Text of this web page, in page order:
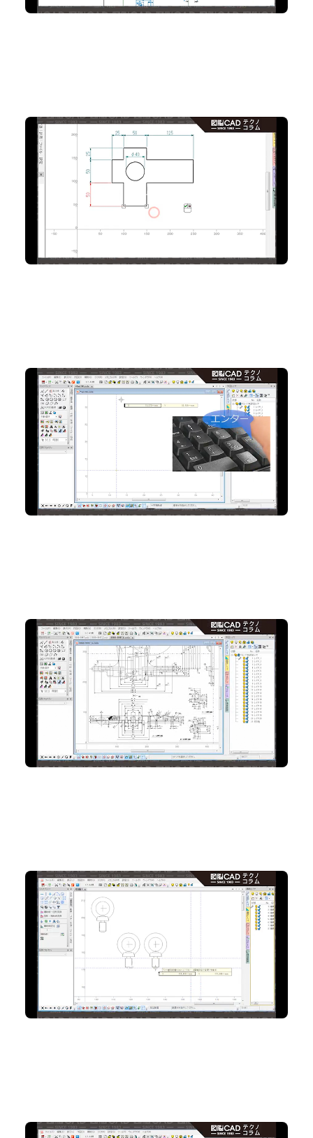
No.99 寸法パラメトリックが効かない?! それ、偽尺じ
ゃありませんか?
No.98 効率アップ！（2） テンキーのみでラクラク座標
入力
2D CAD
No.97 効率アップ！ 複数の図面ウインドウを同時に
操作
2D CAD
No.96 右クリックメニューで『配置基準点』をラクラク
一時変更
2D CAD